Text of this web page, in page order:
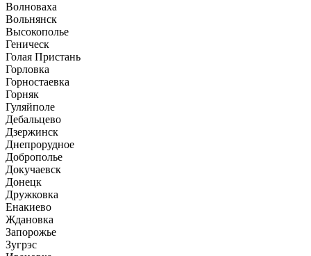
Волноваха
Вольнянск
Высокополье
Геническ
Голая Пристань
Горловка
Горностаевка
Горняк
Гуляйполе
Дебальцево
Дзержинск
Днепрорудное
Доброполье
Докучаевск
Донецк
Дружковка
Енакиево
Ждановка
Запорожье
Зугрэс